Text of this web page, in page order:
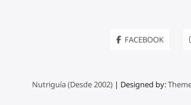
FACEBOOK
Nutriguía (Desde 2002)| Designed by: